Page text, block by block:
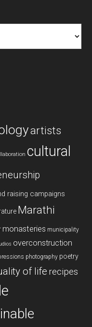
artists
cultural
raising campaigns
Marathi
monasteries municipality
overconstruction
photography poetry
of life recipes